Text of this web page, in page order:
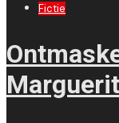
Fictie